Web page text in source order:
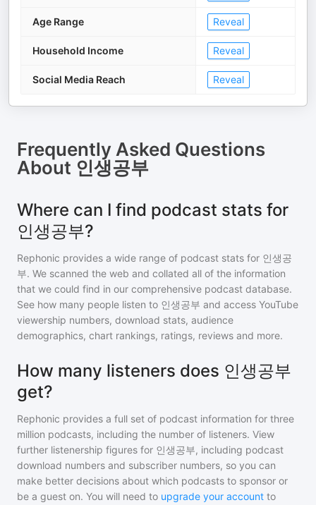
Age Range Reveal
Household Income Reveal
Social Media Reach Reveal
Frequently Asked Questions
About 인생공부
Where can I find podcast stats for
인생공부?
Rephonic provides a wide range of podcast stats for 인생공
부. We scanned the web and collated all of the information
that we could find in our comprehensive podcast database.
See how many people listen to 인생공부 and access YouTube
viewership numbers, download stats, audience
demographics, chart rankings, ratings, reviews and more.
How many listeners does 인생공부
get?
Rephonic provides a full set of podcast information for three
million podcasts, including the number of listeners. View
further listenership figures for 인생공부, including podcast
download numbers and subscriber numbers, so you can
make better decisions about which podcasts to sponsor or
be a guest on. You will need to upgrade your account to